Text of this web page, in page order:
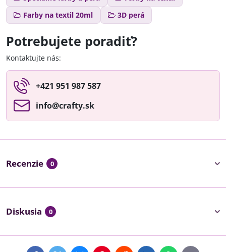
Farby na textil 20ml
3D perá
Potrebujete poradiť?
Kontaktujte nás:
+421 951 987 587
info​@crafty​.sk
Recenzie 0
Diskusia 0